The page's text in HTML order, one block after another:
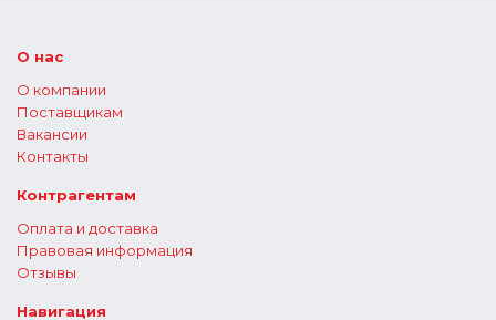
О нас
О компании
Поставщикам
Вакансии
Контакты
Контрагентам
Оплата и доставка
Правовая информация
Отзывы
Навигация